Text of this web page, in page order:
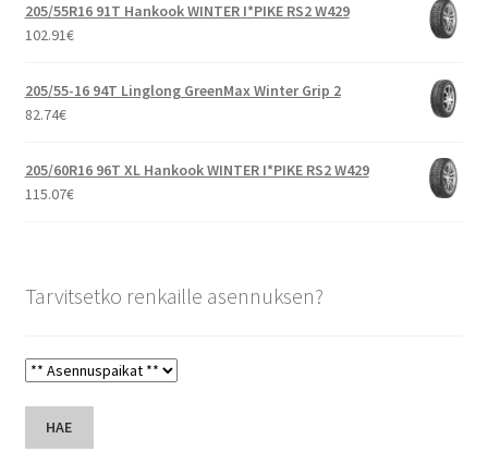
205/55R16 91T Hankook WINTER I*PIKE RS2 W429
102.91€
205/55-16 94T Linglong GreenMax Winter Grip 2
82.74€
205/60R16 96T XL Hankook WINTER I*PIKE RS2 W429
115.07€
Tarvitsetko renkaille asennuksen?
HAE